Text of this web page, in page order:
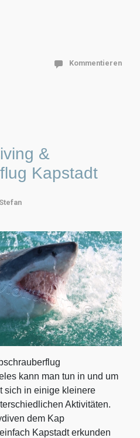
Kommentieren
&
Kapstadt
Stefan
kann man tun in und um
sich in einige kleinere
Aktivitäten.
dem Kap
Kapstadt erkunden